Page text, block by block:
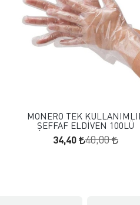
FAVORILERE EKLE
MONERO TEK
ŞEFFAF ELDİVEN 100LÜ
34,40 40,00